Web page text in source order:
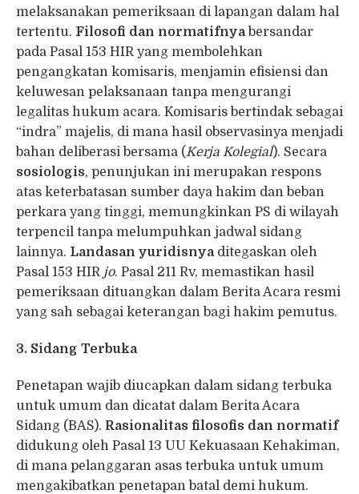
melaksanakan pemeriksaan di lapangan dalam hal
tertentu. Filosofi dan normatifnyabersandar
pada Pasal 153 HIR yang membolehkan
pengangkatan komisaris, menjamin efisiensi dan
keluwesan pelaksanaan tanpa mengurangi
legalitas hukum acara. Komisaris bertindak sebagai
“indra” majelis, di mana hasil observasinya menjadi
bahan deliberasi bersama (Kerja Kolegial). Secara
sosiologis, penunjukan ini merupakan respons
atas keterbatasan sumber daya hakim dan beban
perkara yang tinggi, memungkinkan PS di wilayah
terpencil tanpa melumpuhkan jadwal sidang
lainnya. Landasan yuridisnyaditegaskan oleh
Pasal 153 HIR jo. Pasal 211 Rv, memastikan hasil
pemeriksaan dituangkan dalam Berita Acara resmi
yang sah sebagai keterangan bagi hakim pemutus.
3. Sidang Terbuka
Penetapan wajib diucapkan dalam sidang terbuka
untuk umum dan dicatat dalam Berita Acara
Sidang (BAS). Rasionalitas filosofis dan normatif
didukung oleh Pasal 13 UU Kekuasaan Kehakiman,
di mana pelanggaran asas terbuka untuk umum
mengakibatkan penetapan batal demi hukum.